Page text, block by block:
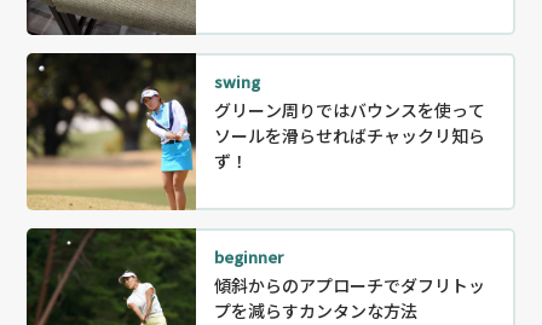
swing
グリーン周りではバウンスを使って
ソールを滑らせればチャックリ知ら
ず！
beginner
傾斜からのアプローチでダフリトッ
プを減らすカンタンな方法